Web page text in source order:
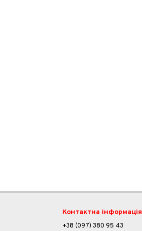
Контактна інформація
+38 (097) 380 95 43